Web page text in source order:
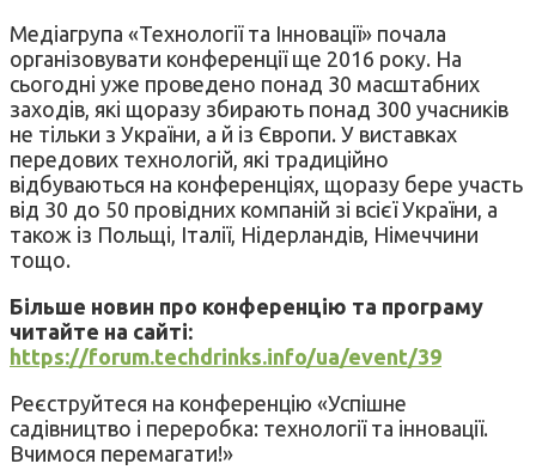
Медіагрупа «Технології та Інновації» почала
організовувати конференції ще 2016 року. На
сьогодні уже проведено понад 30 масштабних
заходів, які щоразу збирають понад 300 учасників
не тільки з України, а й із Європи. У виставках
передових технологій, які традиційно
відбуваються на конференціях, щоразу бере участь
від 30 до 50 провідних компаній зі всієї України, а
також із Польщі, Італії, Нідерландів, Німеччини
тощо.
Більше новин про конференцію та програму
читайте на сайті:
https://forum.techdrinks.info/ua/event/39
Реєструйтеся на конференцію «Успішне
садівництво і переробка: технології та інновації.
Вчимося перемагати!»